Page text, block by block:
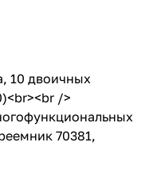
10 двоичных
/>
70381,